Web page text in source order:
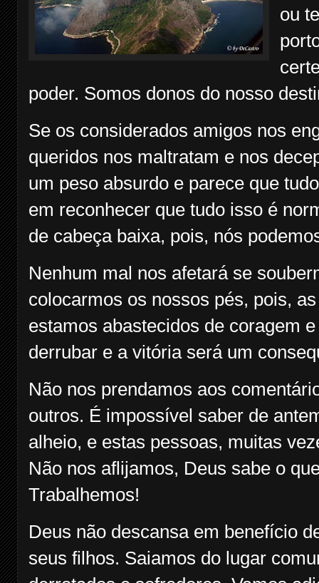
ou
poder. Somos donos do nosso
Se os considerados amigos nos
queridos nos maltratam e nos
um peso absurdo e parece que
em reconhecer que tudo isso é
de cabeça baixa, pois, nós
Nenhum mal nos afetará se
colocarmos os nossos pés, pois,
estamos abastecidos de coragem
derrubar e a vitória será um
Não nos prendamos aos
outros. É impossível saber de
alheio, e estas pessoas, muitas
Não nos aflijamos, Deus sabe o
Trabalhemos!
Deus não descansa em benefício
seus filhos. Saiamos do lugar